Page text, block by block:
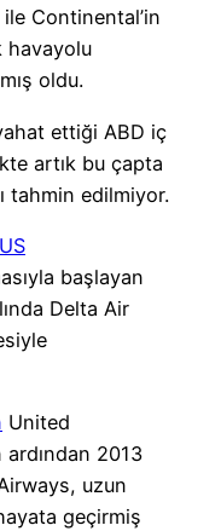
Continental’in
havayolu
oldu.
ettiği ABD iç
artık bu çapta
tahmin edilmiyor.
US
başlayan
Delta Air
United
2013
uzun
geçirmiş